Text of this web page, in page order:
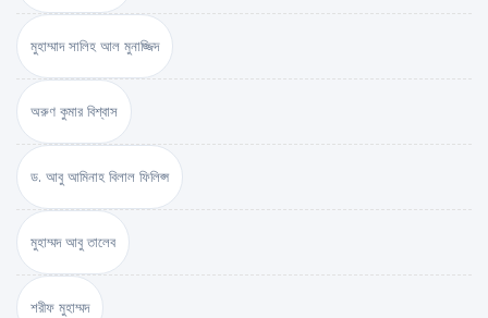
মুহাম্মাদ সালিহ আল মুনাজ্জিদ
অরুণ কুমার বিশ্বাস
ড. আবু আমিনাহ বিলাল ফিলিপ্স
মুহাম্মদ আবু তালেব
শরীফ মুহাম্মদ